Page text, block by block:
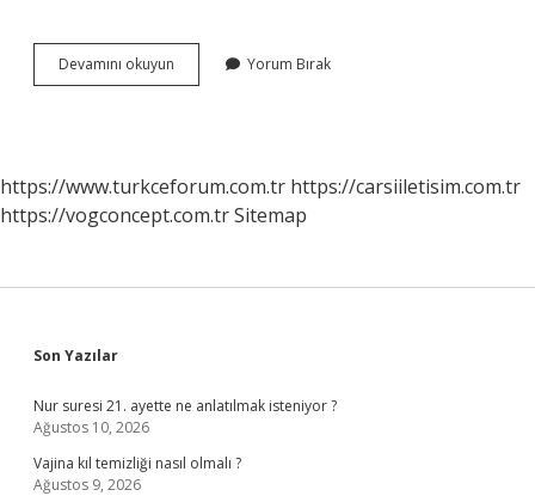
Devamını okuyun
Balığının
Yorum Bırak
https://www.turkceforum.com.tr https://carsiiletisim.com.tr
https://vogconcept.com.trSitemap
Sidebar
Son Yazılar
Nur suresi 21. ayette ne anlatılmak isteniyor ?
Ağustos 10, 2026
Vajina kıl temizliği nasıl olmalı ?
Ağustos 9, 2026